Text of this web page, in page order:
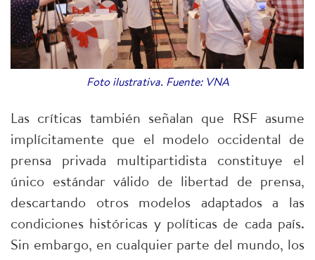
Foto ilustrativa. Fuente: VNA
Las críticas también señalan que RSF asume
implícitamente que el modelo occidental de
prensa privada multipartidista constituye el
único estándar válido de libertad de prensa,
descartando otros modelos adaptados a las
condiciones históricas y políticas de cada país.
Sin embargo, en cualquier parte del mundo, los